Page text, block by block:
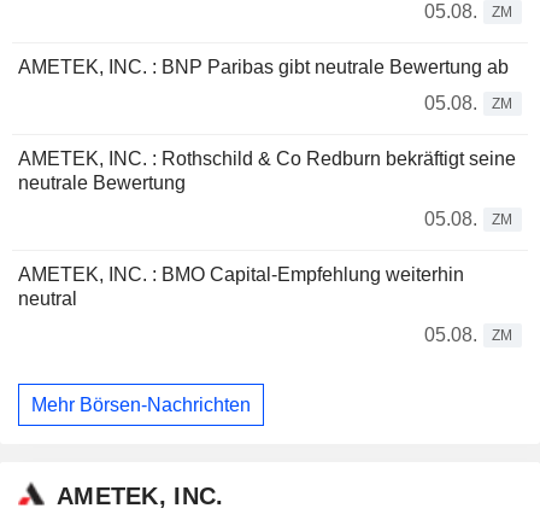
05.08.
ZM
AMETEK, INC. : BNP Paribas gibt neutrale Bewertung ab
05.08.
ZM
AMETEK, INC. : Rothschild & Co Redburn bekräftigt seine
neutrale Bewertung
05.08.
ZM
AMETEK, INC. : BMO Capital-Empfehlung weiterhin
neutral
05.08.
ZM
Mehr Börsen-Nachrichten
AMETEK, INC.